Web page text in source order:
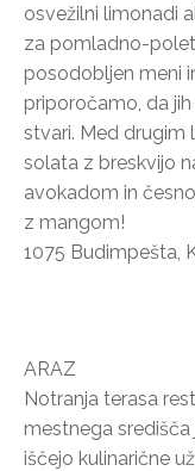
osvežilni limonadi
za pomladno-
posodobljen meni
priporočamo, da
stvari. Med drugim
solata z breskvijo
avokadom in
z mangom!
1075 Budimpešta,
ARAZ
Notranja terasa
mestnega
iščejo kulinarične